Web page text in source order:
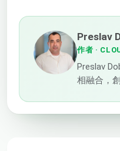
Preslav
作者 ·
Preslav
相融合，